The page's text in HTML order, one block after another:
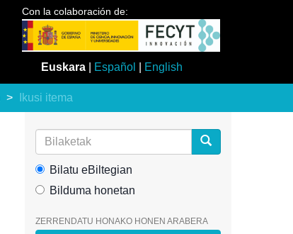
Con la colaboración de:
Euskara Español English
Ikusi itema
Bilatu eBiltegian
Bilduma honetan
ZERRENDATU HONAKO HONEN ARABERA